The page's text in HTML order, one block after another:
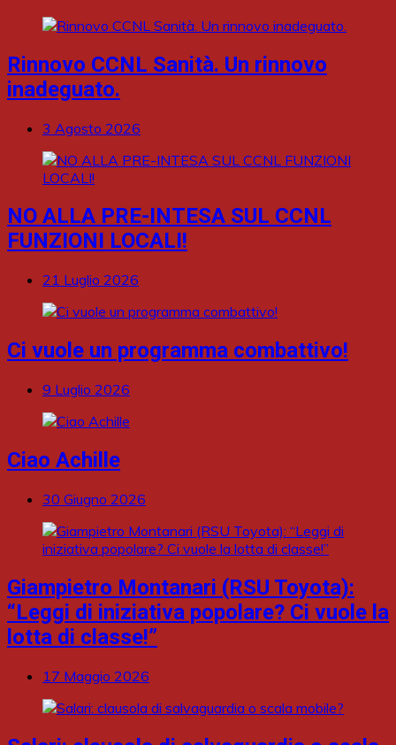
Rinnovo CCNL Sanità. Un rinnovo
inadeguato.
3 Agosto 2026
NO ALLA PRE-INTESA SUL CCNL
FUNZIONI LOCALI!
21 Luglio 2026
Ci vuole un programma combattivo!
9 Luglio 2026
Ciao Achille
30 Giugno 2026
Giampietro Montanari (RSU Toyota):
“Leggi di iniziativa popolare? Ci vuole la
lotta di classe!”
17 Maggio 2026